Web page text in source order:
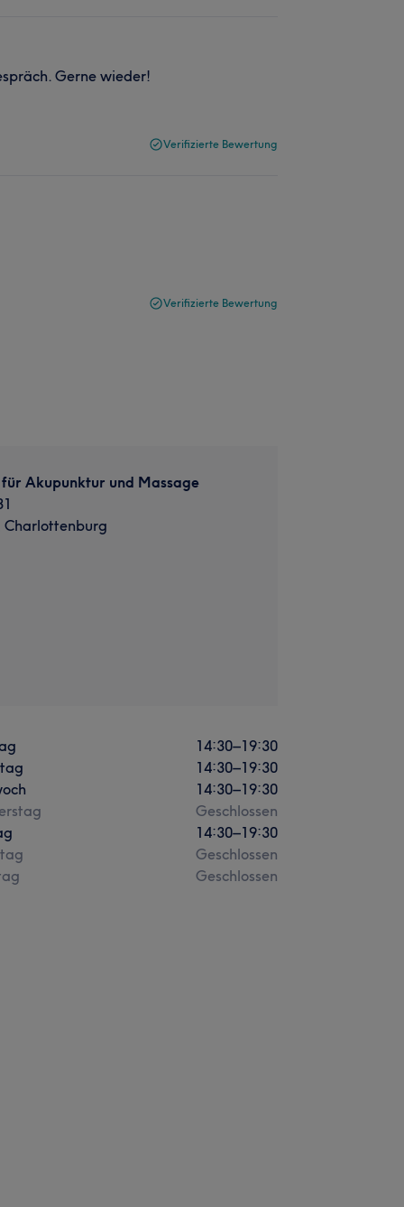
Gerne wieder!
Verifizierte Bewertung
Verifizierte Bewertung
für Akupunktur und Massage
Charlottenburg
14:30–19:30
14:30–19:30
14:30–19:30
Geschlossen
14:30–19:30
Geschlossen
Geschlossen